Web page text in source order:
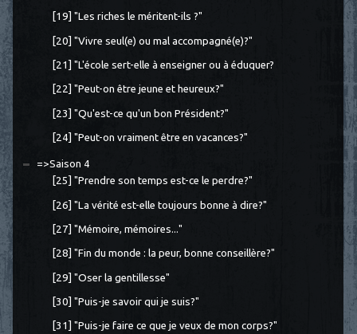
[19] "Les riches le méritent-ils ?"
[20] "Vivre seul(e) ou mal accompagné(e)?"
[21] "L'école sert-elle à enseigner ou à éduquer?
[22] "Peut-on être jeune et heureux?"
[23] "Qu'est-ce qu'un bon Président?"
[24] "Peut-on vraiment être en vacances?"
=>Saison 4
[25] "Prendre son temps est-ce le perdre?"
[26] "La vérité est-elle toujours bonne à dire?"
[27] "Mémoire, mémoires..."
[28] "Fin du monde : la peur, bonne conseillère?"
[29] "Oser la gentillesse"
[30] "Puis-je savoir qui je suis?"
[31] "Puis-je faire ce que je veux de mon corps?"